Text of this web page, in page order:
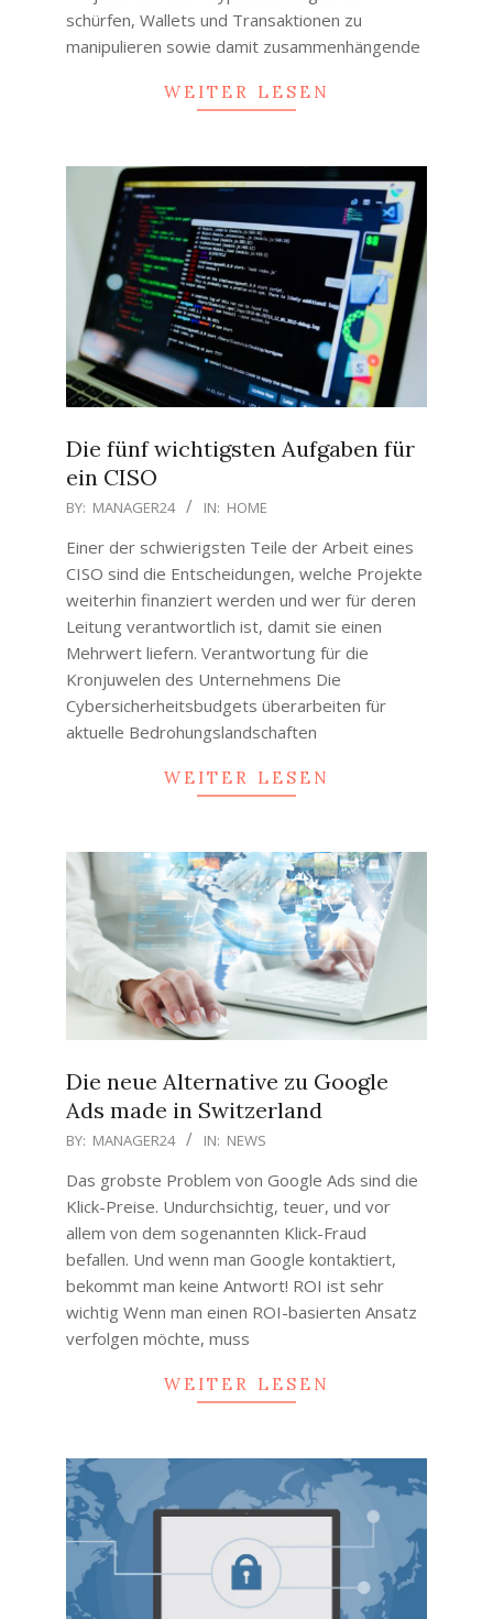
schürfen, Wallets und Transaktionen zu
manipulieren sowie damit zusammenhängende
WEITER LESEN
Die fünf wichtigsten Aufgaben für
ein CISO
2020-
30
BY: MANAGER24 IN: HOME
Einer der schwierigsten Teile der Arbeit eines
CISO sind die Entscheidungen, welche Projekte
weiterhin finanziert werden und wer für deren
Leitung verantwortlich ist, damit sie einen
Mehrwert liefern. Verantwortung für die
Kronjuwelen des Unternehmens Die
Cybersicherheitsbudgets überarbeiten für
aktuelle Bedrohungslandschaften
WEITER LESEN
Die neue Alternative zu Google
Ads made in Switzerland
2020-
28
BY: MANAGER24 IN: NEWS
Das grobste Problem von Google Ads sind die
Klick-Preise. Undurchsichtig, teuer, und vor
allem von dem sogenannten Klick-Fraud
befallen. Und wenn man Google kontaktiert,
bekommt man keine Antwort! ROI ist sehr
wichtig Wenn man einen ROI-basierten Ansatz
verfolgen möchte, muss
WEITER LESEN